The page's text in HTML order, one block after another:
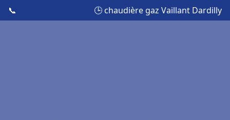
📞 🕒 chaudière gaz Vaillant Dardilly